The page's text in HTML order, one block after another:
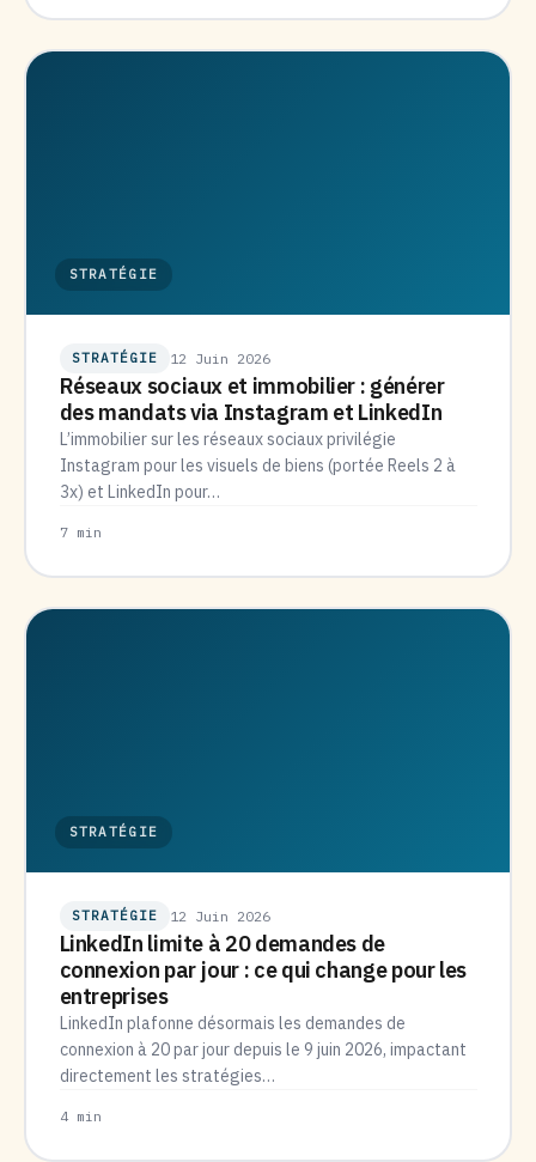
STRATÉGIE
STRATÉGIE 12 Juin 2026
Réseaux sociaux et immobilier : générer
des mandats via Instagram et LinkedIn
L’immobilier sur les réseaux sociaux privilégie
Instagram pour les visuels de biens (portée Reels 2 à
3x) et LinkedIn pour…
7 min
STRATÉGIE
STRATÉGIE 12 Juin 2026
LinkedIn limite à 20 demandes de
connexion par jour : ce qui change pour les
entreprises
LinkedIn plafonne désormais les demandes de
connexion à 20 par jour depuis le 9 juin 2026, impactant
directement les stratégies…
4 min